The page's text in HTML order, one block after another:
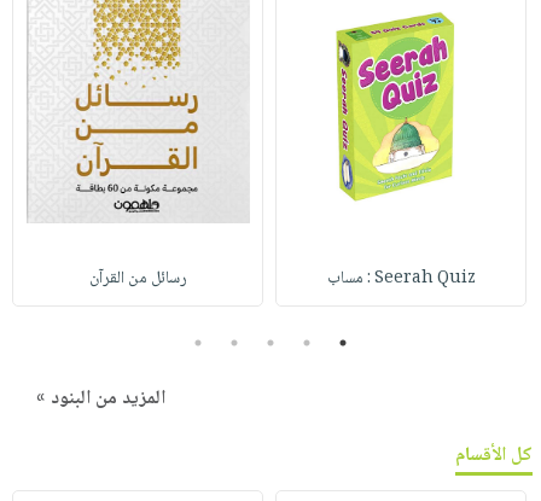
Seerah Quiz : مساب رسائل من القرآن
1
2
3
4
5
المزيد من البنود »
كل الأقسام